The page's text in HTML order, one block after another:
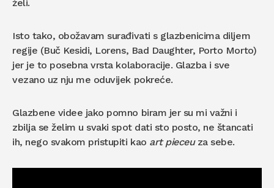
želi.
Isto tako, obožavam surađivati s glazbenicima diljem
regije (Buč Kesidi, Lorens, Bad Daughter, Porto Morto)
jer je to posebna vrsta kolaboracije. Glazba i sve
vezano uz nju me oduvijek pokreće.
Glazbene videe jako pomno biram jer su mi važni i
zbilja se želim u svaki spot dati sto posto, ne štancati
ih, nego svakom pristupiti kao art pieceuza sebe.